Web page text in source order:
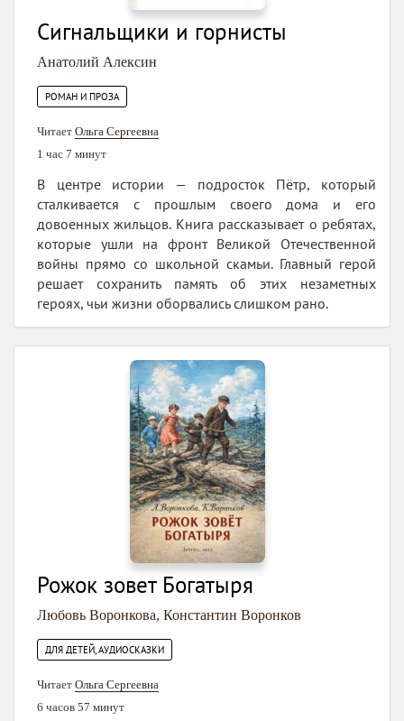
Сигнальщики и горнисты
Анатолий Алексин
РОМАН И ПРОЗА
Читает Ольга Сергеевна
1 час 7 минут
В центре истории — подросток Пётр, который
сталкивается с прошлым своего дома и его
довоенных жильцов. Книга рассказывает о ребятах,
которые ушли на фронт Великой Отечественной
войны прямо со школьной скамьи. Главный герой
решает сохранить память об этих незаметных
героях, чьи жизни оборвались слишком рано.
Рожок зовет Богатыря
Любовь Воронкова, Константин Воронков
ДЛЯ ДЕТЕЙ, АУДИОСКАЗКИ
Читает Ольга Сергеевна
6 часов 57 минут